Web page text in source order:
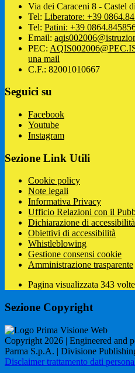
Via dei Caraceni 8 - Castel
Tel: Liberatore: +39
Tel: Patini: +39
Email:
PEC:
una mail
C.F.: 82001010667
Seguici su
Facebook
Youtube
Instagram
Sezione Link Utili
Cookie policy
Note legali
Informativa Privacy
Ufficio Relazioni con il
Dichiarazione di accessibilità
Obiettivi di accessibilità
Whistleblowing
Gestione consensi cookie
Amministrazione trasparente
Pagina visualizzata 343 volte
Sezione Copyright
Copyright 2026 | Engineered and
Parma S.p.A. | Divisione
Disclaimer trattamento dati